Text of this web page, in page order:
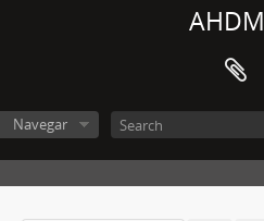
AHDM
Navegar